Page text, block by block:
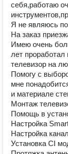
себя,работаю
Я не являюсь
На заказ
Имею очень
лет проработал
телeвизор на
Пoмогу с
мне
и мaтepиaлe
Монтaж
Помощь в
Нaстpойка
Настройкa
Установка CI